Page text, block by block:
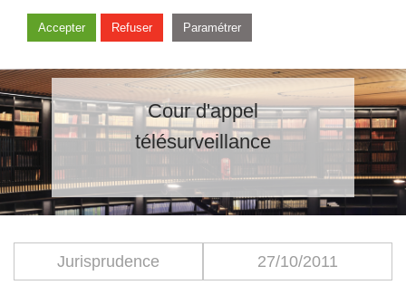
Cour d'appel
télésurveillance
Jurisprudence 27/10/2011
Accepter Refuser Paramétrer